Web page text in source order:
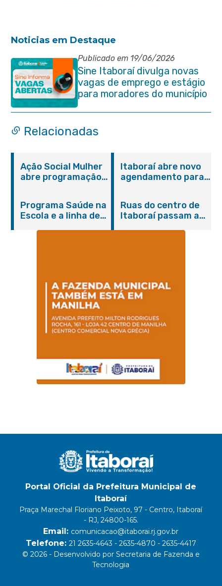
Noticias em Destaque
Publicado em 19/06/2026
Sine Itaboraí divulga novas
vagas de emprego e estágio
para moradores do município
Relacionadas
Ação Social Mulher
abre programação
serviços gratuitos e
orientações
Itaboraí abre novo
agendamento para
Programa Saúde na
Escola e a linha de
Magalhães Seabra
Ruas do centro de
Itaboraí passam a
Portal Oficial da Prefeitura Municipal de
Itaboraí
Praça Marechal Floriano Peixoto, 97 - Centro, Itaboraí
- RJ, 24800-165.
Email: comunicacao@itaborai.rj.gov.br
Telefone: 21 2635-4643 - 2635-4870 - 2635-4417
© 2026 - Desenvolvido por Secretaria de Fazenda e
Tecnologia